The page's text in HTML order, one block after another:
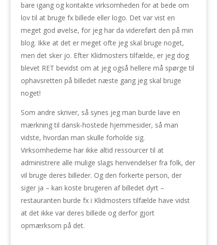
bare igang og kontakte virksomheden for at bede om
lov til at bruge fx billede eller logo. Det var vist en
meget god øvelse, for jeg har da videreført den på min
blog. Ikke at det er meget ofte jeg skal bruge noget,
men det sker jo. Efter Klidmosters tilfælde, er jeg dog
blevet RET bevidst om at jeg også hellere må spørge til
ophavsretten på billedet næste gang jeg skal bruge
noget!
Som andre skriver, så synes jeg man burde lave en
mærkning til dansk-hostede hjemmesider, så man
vidste, hvordan man skulle forholde sig.
Virksomhederne har ikke altid ressourcer til at
administrere alle mulige slags henvendelser fra folk, der
vil bruge deres billeder. Og den forkerte person, der
siger ja – kan koste brugeren af billedet dyrt –
restauranten burde fx i Klidmosters tilfælde have vidst
at det ikke var deres billede og derfor gjort
opmærksom på det.